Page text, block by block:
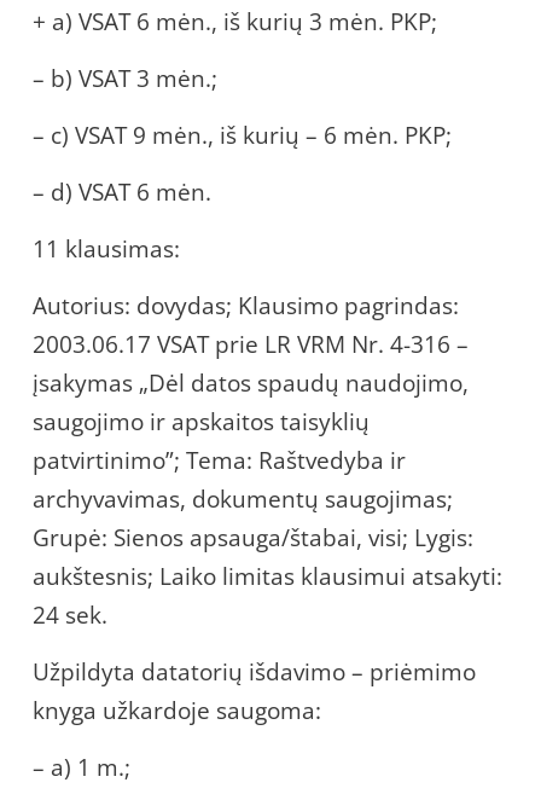
+ a) VSAT 6 mėn., iš kurių 3 mėn. PKP;
– b) VSAT 3 mėn.;
– c) VSAT 9 mėn., iš kurių – 6 mėn. PKP;
– d) VSAT 6 mėn.
11 klausimas:
Autorius: dovydas; Klausimo pagrindas:
2003.06.17 VSAT prie LR VRM Nr. 4-316 –
įsakymas „Dėl datos spaudų naudojimo,
saugojimo ir apskaitos taisyklių
patvirtinimo”; Tema: Raštvedyba ir
archyvavimas, dokumentų saugojimas;
Grupė: Sienos apsauga/štabai, visi; Lygis:
aukštesnis; Laiko limitas klausimui atsakyti:
24 sek.
Užpildyta datatorių išdavimo – priėmimo
knyga užkardoje saugoma:
– a) 1 m.;